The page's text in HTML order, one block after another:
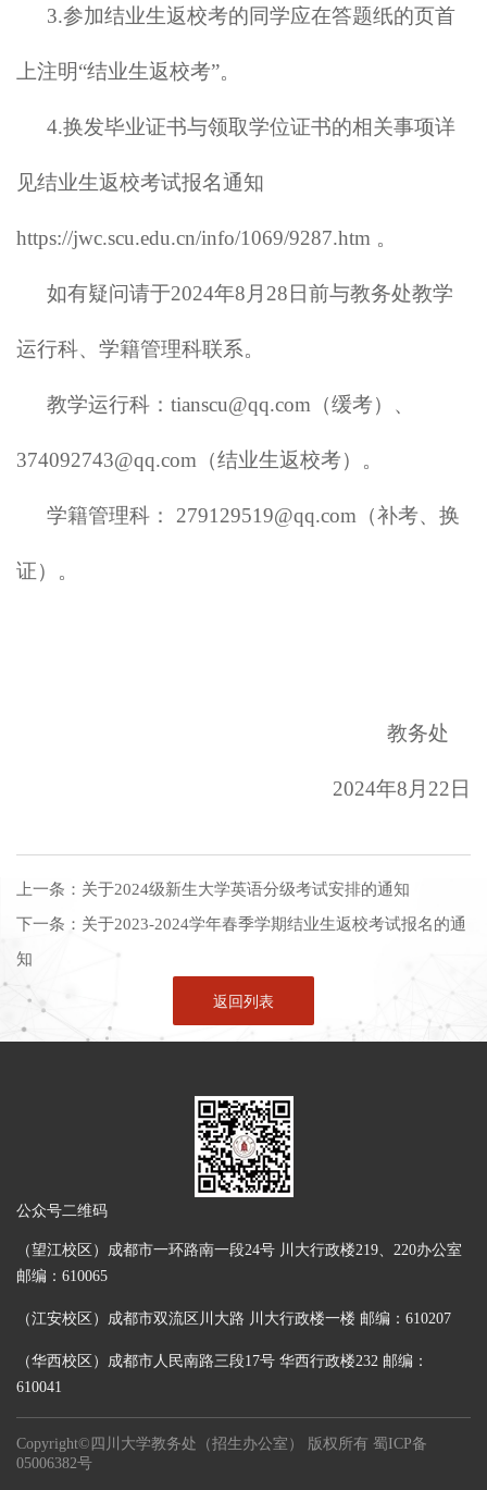
3.参加结业生返校考的同学应在答题纸的页首
上注明“结业生返校考”。
4.换发毕业证书与领取学位证书的相关事项详
见结业生返校考试报名通知
https://jwc.scu.edu.cn/info/1069/9287.htm 。
如有疑问请于2024年8 月 28 日前与教务处教学
运行科、学籍管理科联系。
教学运行科： tianscu@qq.com（缓考） 、
374092743@qq.com（结业生返校考）。
学籍管理科： 279129519@qq.com（补考、换
证）。
教务处
2024年8 月 22 日
上一条： 关于2024级新生大学英语分级考试安排的通知
下一条： 关于2023-2024学年春季学期结业生返校考试报名的通
知
返回列表
公众号二维码
（望江校区）成都市一环路南一段24号 川大行政楼219、220办公室
邮编：610065
（江安校区）成都市双流区川大路 川大行政楼一楼 邮编：610207
（华西校区）成都市人民南路三段17号 华西行政楼232 邮编：
610041
Copyright©四川大学教务处（招生办公室） 版权所有 蜀ICP备
05006382号